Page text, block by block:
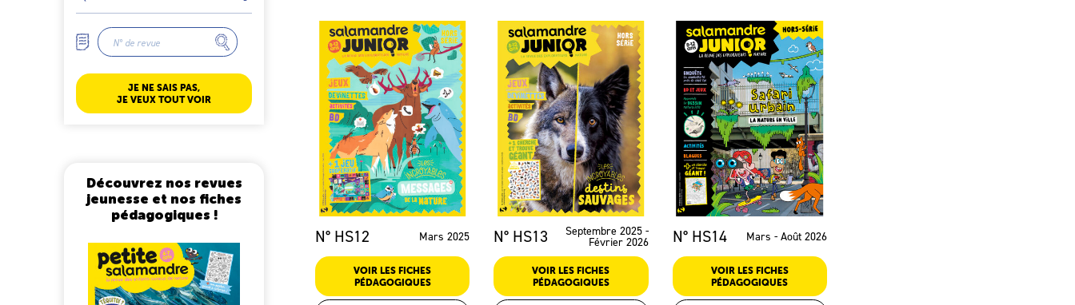
JE NE SAIS PAS,
JE VEUX TOUT VOIR
Découvrez nos revues
jeunesse et nos fiches
pédagogiques !
N° HS12 Mars 2025
VOIR LES FICHES
PÉDAGOGIQUES
N° HS13
Septembre 2025 -
Février 2026
VOIR LES FICHES
PÉDAGOGIQUES
N° HS14 Mars - Août 2026
VOIR LES FICHES
PÉDAGOGIQUES